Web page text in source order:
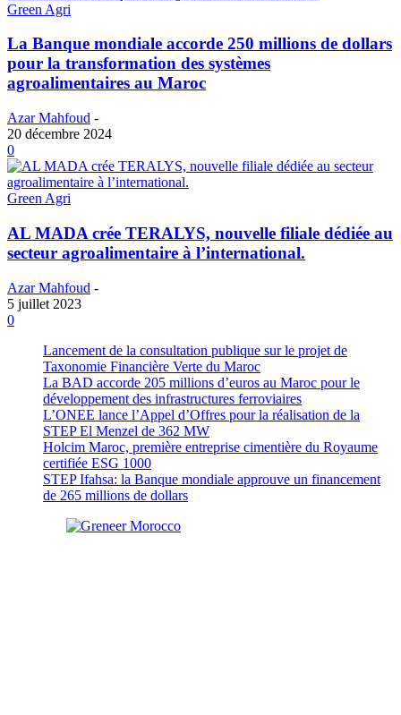
Green Agri
La Banque mondiale accorde 250 millions de dollars
pour la transformation des systèmes
agroalimentaires au Maroc
Azar Mahfoud -
20 décembre 2024
0
Green Agri
AL MADA crée TERALYS, nouvelle filiale dédiée au
secteur agroalimentaire à l’international.
Azar Mahfoud -
5 juillet 2023
0
Lancement de la consultation publique sur le projet de
Taxonomie Financière Verte du Maroc
La BAD accorde 205 millions d’euros au Maroc pour le
développement des infrastructures ferroviaires
L’ONEE lance l’Appel d’Offres pour la réalisation de la
STEP El Menzel de 362 MW
Holcim Maroc, première entreprise cimentière du Royaume
certifiée ESG 1000
STEP Ifahsa: la Banque mondiale approuve un financement
de 265 millions de dollars